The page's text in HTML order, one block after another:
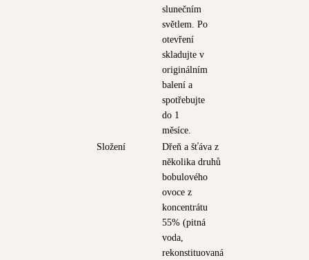
slunečním
světlem. Po
otevření
skladujte v
originálním
balení a
spotřebujte
do 1
měsíce.
Složení
Dřeň a šťáva z
několika druhů
bobulového
ovoce z
koncentrátu
55% (pitná
voda,
rekonstituovaná